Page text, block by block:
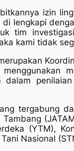
izin
lengkapi
tim
kami tidak
menggunakan
dalam
tergabung
(YTM),
Nasional